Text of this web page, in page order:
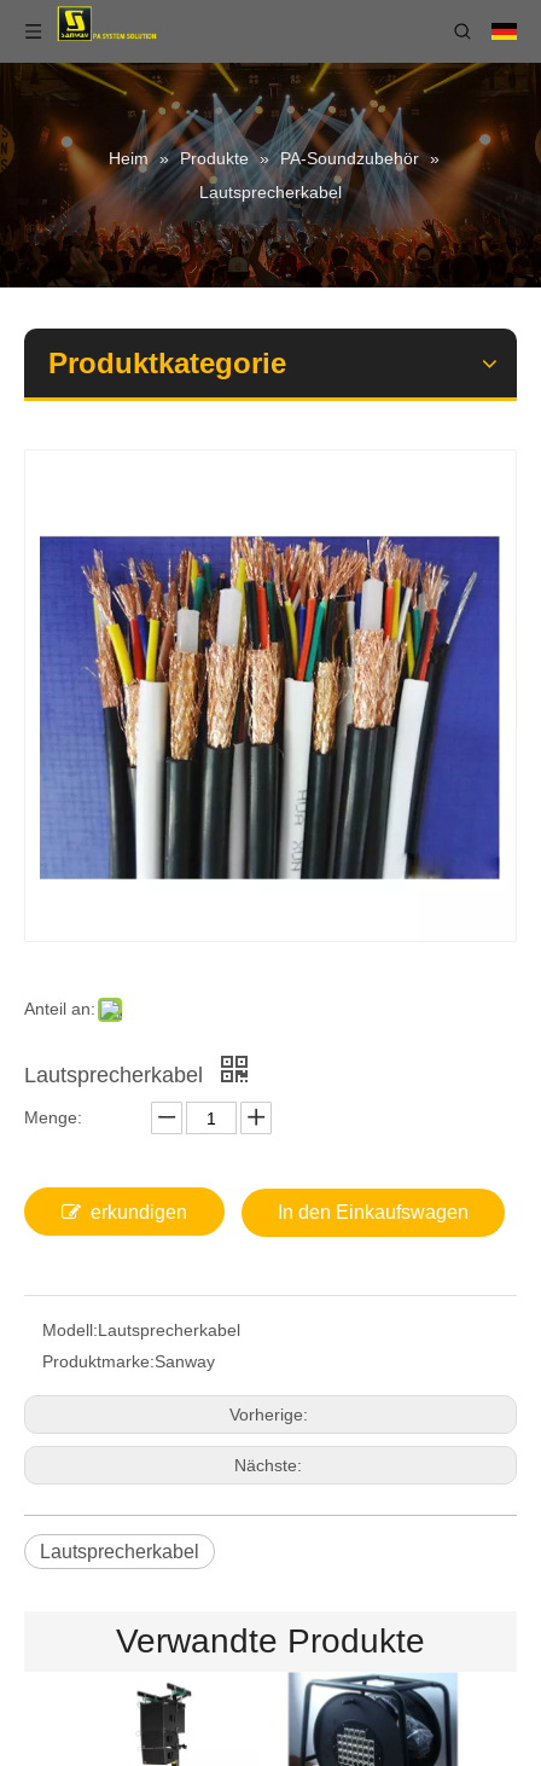
Heim » Produkte » PA-Soundzubehör »
Lautsprecherkabel
Produktkategorie
Anteil an:
Lautsprecherkabel
Menge:
erkundigen In den Einkaufswagen
Modell:Lautsprecherkabel
Produktmarke:Sanway
Vorherige:
Nächste:
Lautsprecherkabel
Verwandte Produkte